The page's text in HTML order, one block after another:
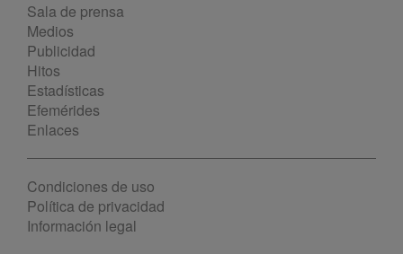
Sala de prensa
Medios
Publicidad
Hitos
Estadísticas
Efemérides
Enlaces
Condiciones de uso
Política de privacidad
Información legal